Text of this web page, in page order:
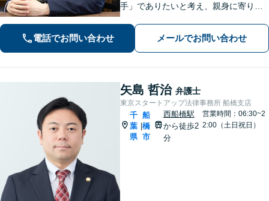
手」でありたいと考え、親身に寄り添
す。おひとりで悩まず、弁護士にご相
談ください。前向きな一歩を踏み出せ
電話でお問い合わせ メールでお問い合わせ
矢島 哲治 弁護士
東京スタートアップ法律事務所 船橋支店
千
葉
県
|
船
橋
市
西船橋駅
から徒歩2
分
営業時間：06:30~2
2:00（土日祝日）